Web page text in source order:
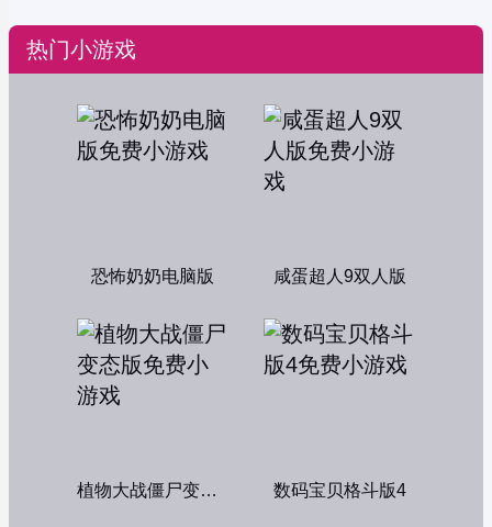
热门小游戏
恐怖奶奶电脑版 咸蛋超人9双人版
植物大战僵尸变态版 数码宝贝格斗版4